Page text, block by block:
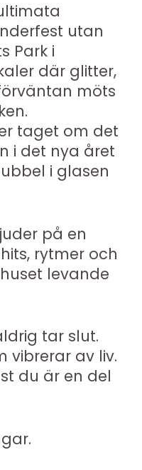
utan
Park i
där glitter,
möts
taget om det
i det nya året
i glasen
på en
rytmer och
levande
tar slut.
vibrerar av liv.
du är en del